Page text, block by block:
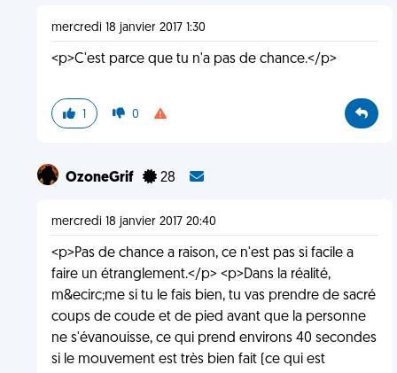
mercredi 18 janvier 2017 1:30
<p>C'est parce que tu n'a pas de chance.</p>
1 0
OzoneGrif 28
mercredi 18 janvier 2017 20:40
<p>Pas de chance a raison, ce n'est pas si facile a
faire un étranglement.</p> <p>Dans la réalité,
m&ecirc;me si tu le fais bien, tu vas prendre de sacré
coups de coude et de pied avant que la personne
ne s'évanouisse, ce qui prend environs 40 secondes
si le mouvement est très bien fait (ce qui est